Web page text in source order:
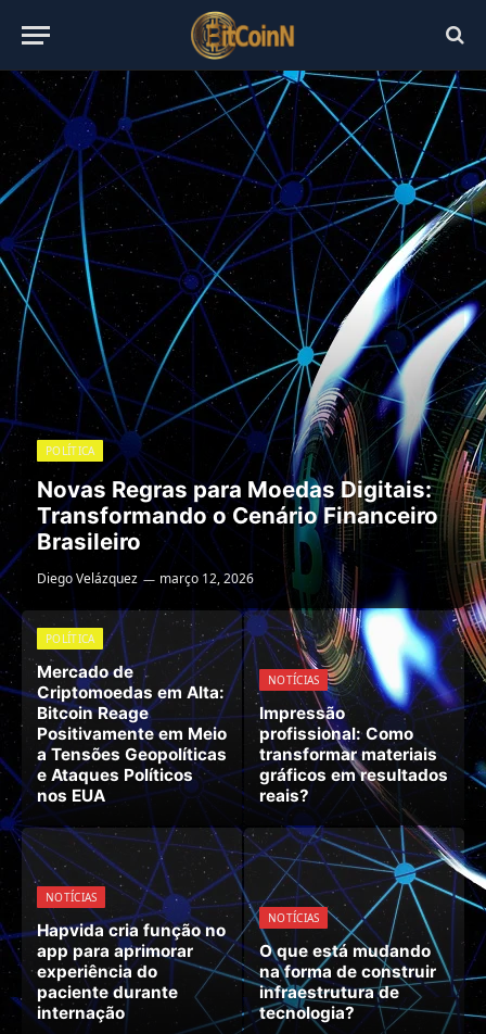
POLÍTICA
Novas Regras para Moedas Digitais:
Transformando o Cenário Financeiro
Brasileiro
Diego Velázquez março 12, 2026
POLÍTICA
Mercado de
Criptomoedas em Alta:
Bitcoin Reage
Positivamente em Meio
a Tensões Geopolíticas
e Ataques Políticos
nos EUA
NOTÍCIAS
Impressão
profissional: Como
transformar materiais
gráficos em resultados
reais?
NOTÍCIAS
Hapvida cria função no
app para aprimorar
experiência do
paciente durante
internação
NOTÍCIAS
O que está mudando
na forma de construir
infraestrutura de
tecnologia?